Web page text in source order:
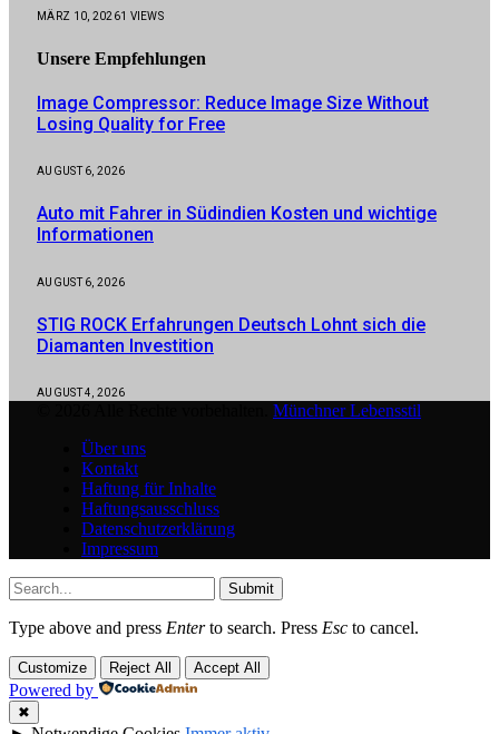
MÄRZ 10, 20261 VIEWS
Unsere Empfehlungen
Image Compressor: Reduce Image Size Without
Losing Quality for Free
AUGUST 6, 2026
Auto mit Fahrer in Südindien Kosten und wichtige
Informationen
AUGUST 6, 2026
STIG ROCK Erfahrungen Deutsch Lohnt sich die
Diamanten Investition
AUGUST 4, 2026
Münchner Lebensstil
Über uns
Kontakt
Haftung für Inhalte
Haftungsausschluss
Datenschutzerklärung
Impressum
Submit
Type above and press Enterto search. Press Esc to cancel.
Customize Reject All Accept All
Powered by
✖